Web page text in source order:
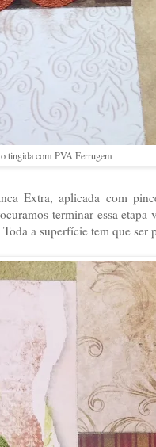
tingida com PVA Ferrugem
Extra, aplicada com
terminar essa etapa
a superfície tem que ser